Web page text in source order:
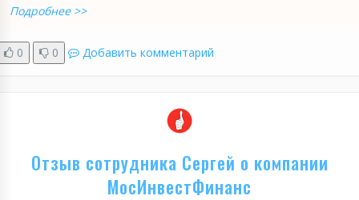
Подробнее >>
0 0 Добавить комментарий
Отзыв сотрудника Сергей о компании
МосИнвестФинанс